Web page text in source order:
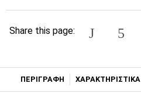
Share this page:
ΠΕΡΙΓΡΑΦΗ ΧΑΡΑΚΤΗΡΙΣΤΙΚΑ